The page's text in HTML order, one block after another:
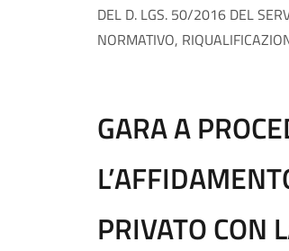
DEL D. LGS. 50/2016 DEL
NORMATIVO,
GARA A
PRIVATO CON